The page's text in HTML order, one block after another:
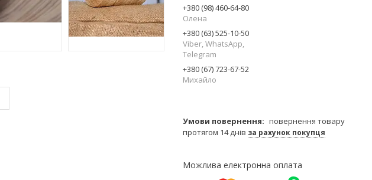
+380 (98) 460-64-80
Олена
+380 (63) 525-10-50
Viber, WhatsApp,
Telegram
+380 (67) 723-67-52
Михайло
повернення товару
протягом 14 днів за рахунок покупця